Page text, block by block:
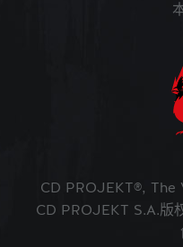
CD PROJEKT®, The
CD PROJEKT S.A.版